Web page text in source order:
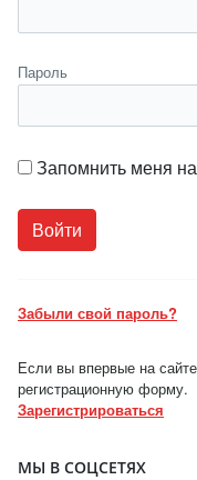
Пароль
Запомнить меня
Забыли свой пароль?
Если вы впервые на
регистрационную форму.
Зарегистрироваться
МЫ В СОЦСЕТЯХ